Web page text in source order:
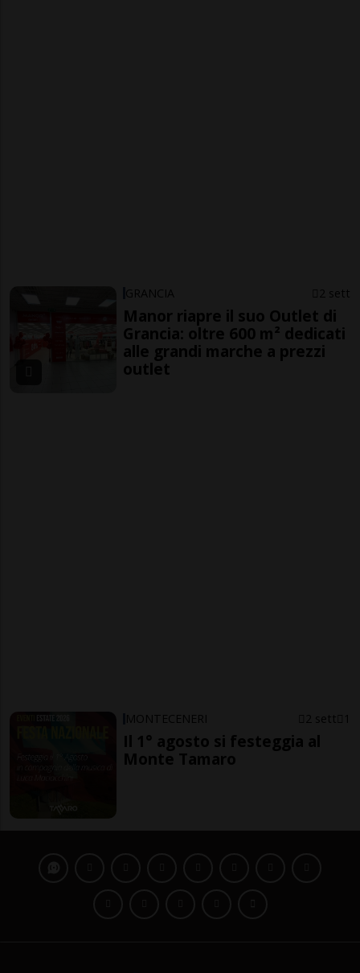
GRANCIA 2 sett
Manor riapre il suo Outlet di
Grancia: oltre 600 m² dedicati
alle grandi marche a prezzi
outlet
MONTECENERI 2 sett 1
Il 1° agosto si festeggia al
Monte Tamaro